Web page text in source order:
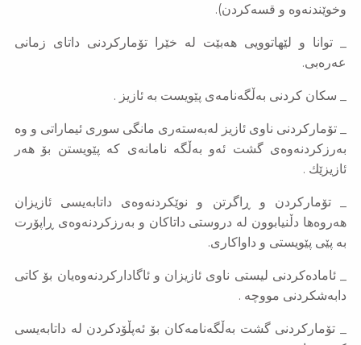
وخوێندنەوە و قسەکردن).
_ توانا و لێهاتوویی هەبێت لە خێرا تۆمارکردنی داتای زمانی
عەرەبی.
_ سكان كردنی به‌ڵگه‌نامه‌ی پێویست به‌ ئازیز .
_ تۆماركردنی ناوی ئازیز له‌به‌سته‌ری مانگی سوری ئیماراتی و وه‌
به‌رزكردنه‌وه‌ی گشت ئه‌و به‌ڵگه‌ نامانه‌ی كه‌ پێویستن بۆ هه‌ر
ئازیزێك .
_ تۆماركردن و ڕاگرتن و نوێكردنه‌وه‌ی داتابه‌یسی ئازیزان
هه‌روه‌ها دڵنیابوون له‌ دروستی داتاكان و به‌رزكردنه‌وه‌ی ڕاپۆرت
به‌ پێی پێویستی و داواكاری.
_ ئاماده‌كردنی لیستی ناوی ئازیزان و ئاگاداركردنه‌وه‌یان بۆ كاتی
دابه‌شكردنی مووچه‌ .
_ تۆماركردنی گشت به‌ڵگه‌نامه‌كان بۆ ئه‌پڵۆدكردن له‌ داتابه‌یسی